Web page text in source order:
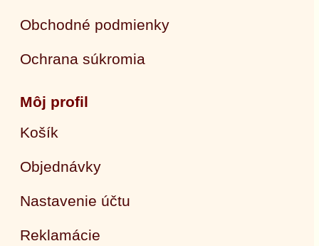
Obchodné podmienky
Ochrana súkromia
Môj profil
Košík
Objednávky
Nastavenie účtu
Reklamácie